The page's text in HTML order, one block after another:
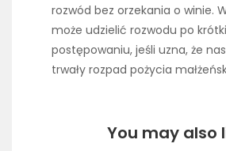
rozwód bez orzekania o winie.
może udzielić rozwodu po
postępowaniu, jeśli uzna, że
trwały rozpad pożycia
You may also